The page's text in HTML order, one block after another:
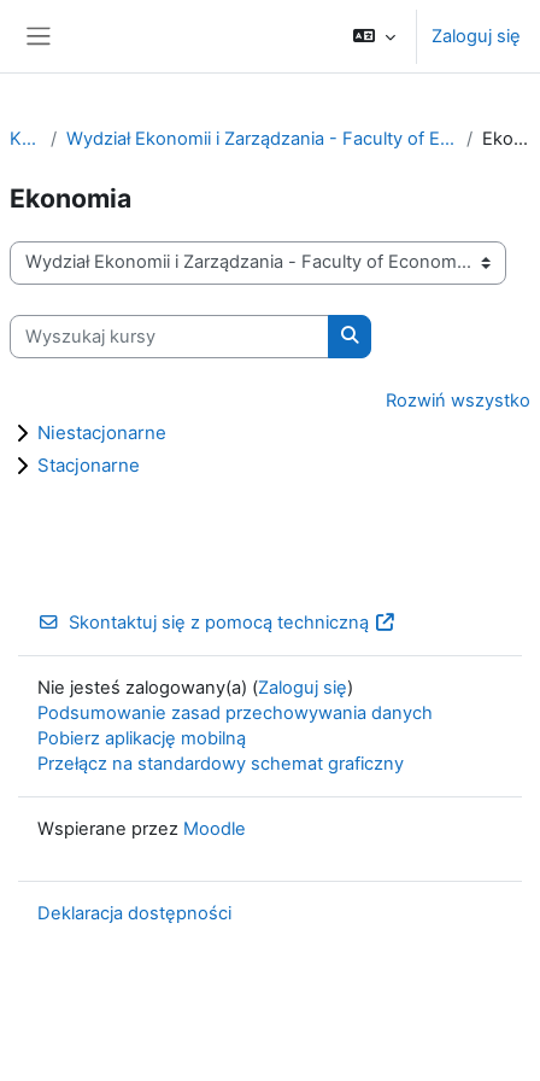
Zaloguj się
Kursy Wydział Ekonomii i Zarządzania - Faculty of Economics and Management Ekonomia
Ekonomia
Kategorie kursów
Wyszukaj kursy
Wyszukaj kursy
Rozwiń wszystko
Niestacjonarne
Stacjonarne
Skontaktuj się z pomocą techniczną
Nie jesteś zalogowany(a) (Zaloguj się)
Podsumowanie zasad przechowywania danych
Pobierz aplikację mobilną
Przełącz na standardowy schemat graficzny
Wspierane przez Moodle
Deklaracja dostępności